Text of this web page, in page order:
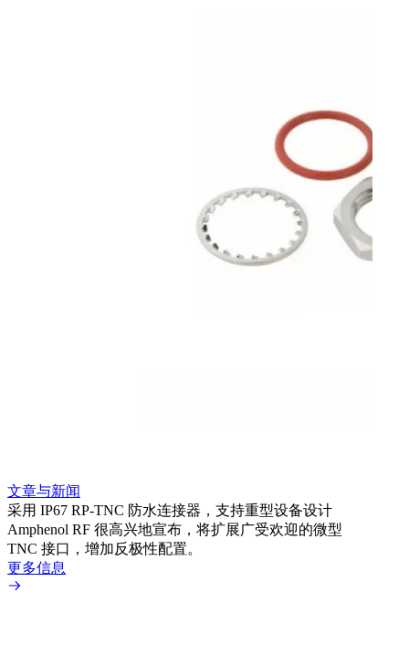
文章与新闻
采用 IP67 RP-TNC 防水连接器，支持重型设备设计
Amphenol RF 很高兴地宣布，将扩展广受欢迎的微型
TNC 接口，增加反极性配置。
更多信息